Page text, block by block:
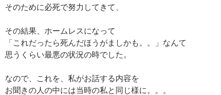
そのために必死で努力してきて、
その結果、ホームレスになって
「これだったら死んだほうがましかも。。」なんて
思うくらい最悪の状況の時でした。
なので、これを、私がお話する内容を
お聞きの人の中には当時の私と同じ様に。。。